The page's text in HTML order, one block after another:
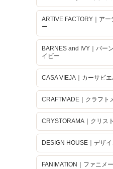
ARTIVE FACTORY｜アー
ー
BARNES and IVY｜バー
イビー
CASA VIEJA｜カーサビ
CRAFTMADE｜クラフト
CRYSTORAMA｜クリス
DESIGN HOUSE｜デザ
FANIMATION｜ファニメ